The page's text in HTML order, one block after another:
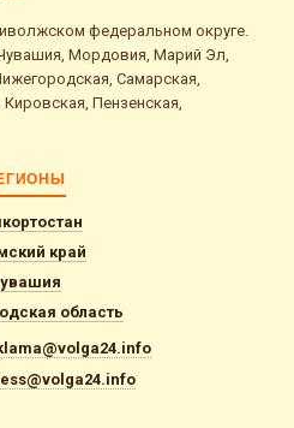
федеральном округе.
Мордовия, Марий Эл,
Самарская,
Пензенская,
край
область